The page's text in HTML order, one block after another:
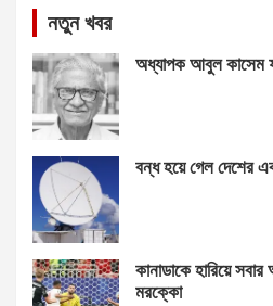
নতুন খবর
অধ্যাপক আবুল কাসেম
বন্ধ হয়ে গেল দেশের
কানাডাকে হারিয়ে
মরক্কো